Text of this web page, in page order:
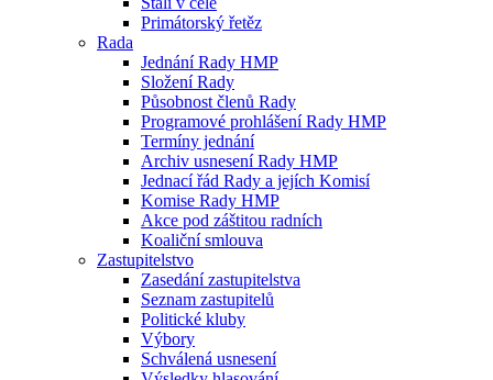
Primátorský řetěz
Rada
Jednání Rady HMP
Složení Rady
Působnost členů Rady
Programové prohlášení Rady HMP
Termíny jednání
Archiv usnesení Rady HMP
Jednací řád Rady a jejích Komisí
Komise Rady HMP
Akce pod záštitou radních
Koaliční smlouva
Zastupitelstvo
Zasedání zastupitelstva
Seznam zastupitelů
Politické kluby
Výbory
Schválená usnesení